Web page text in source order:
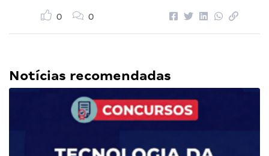
0 0
Notícias recomendadas